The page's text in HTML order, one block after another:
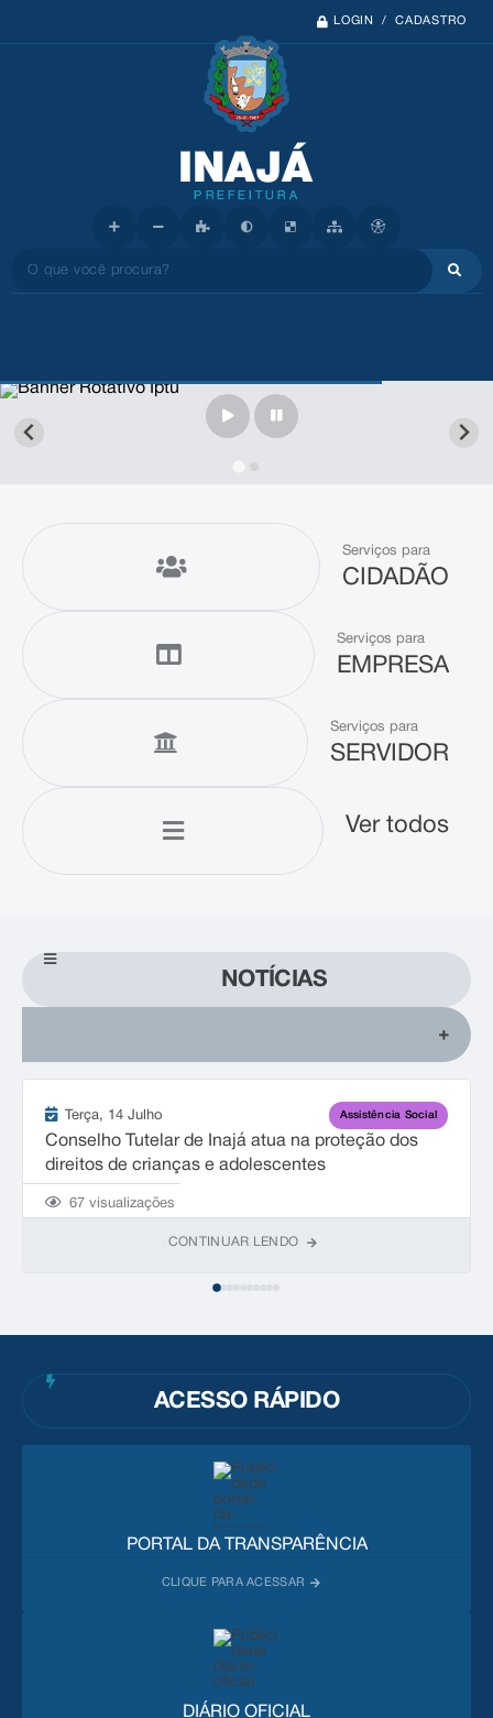
LOGIN / CADASTRO
O que você procura?
CIDADÃO
Serviços para
EMPRESA
Serviços para
SERVIDOR
Serviços para
Ver todos
NOTÍCIAS
Conselho Tutelar de Inajá atua na proteção dos
direitos de crianças e adolescentes
Terça 14 Julho Assistência Social
67 visualizações
CONTINUAR LENDO
ACESSO RÁPIDO
PORTAL DA TRANSPARÊNCIA
DIÁRIO OFICIAL